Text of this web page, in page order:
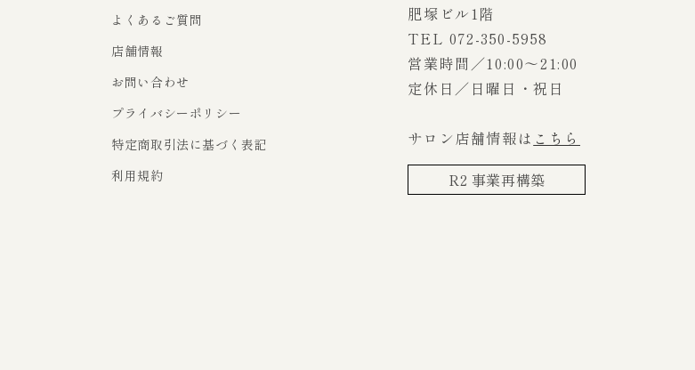
よくあるご質問
店舗情報
お問い合わせ
プライバシーポリシー
特定商取引法に基づく表記
利用規約
肥塚ビル1階
TEL 072-350-5958
営業時間／10:00～21:00
定休日／日曜日・祝日
サロン店舗情報は こちら
R2 事業再構築